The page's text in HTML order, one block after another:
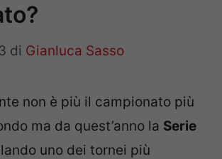
di Gianluca Sasso
non è più il campionato più
ma da quest’anno la Serie
uno dei tornei più